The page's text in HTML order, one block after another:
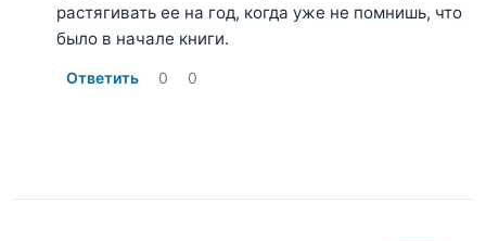
растягивать ее на год, когда уже не помнишь, что
было в начале книги.
Ответить 0 0